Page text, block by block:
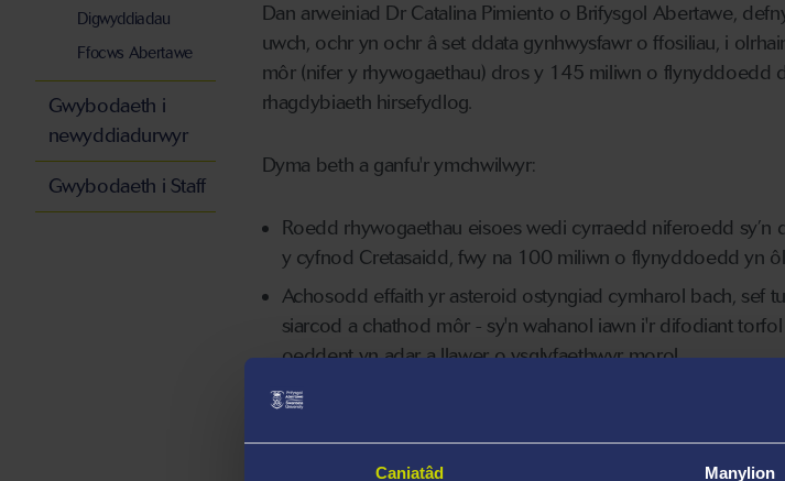
Caniatâd Manylion
Dan arweiniad Dr Catalina Pimiento o Brifysgol Abertawe,
uwch, ochr yn ochr â set ddata gynhwysfawr o ffosiliau, i
môr (nifer y rhywogaethau) dros y 145 miliwn o flynyddoedd
rhagdybiaeth hirsefydlog.
Dyma beth a ganfu'r ymchwilwyr:
Roedd rhywogaethau eisoes wedi cyrraedd niferoedd
y cyfnod Cretasaidd, fwy na 100 miliwn o flynyddoedd yn
Achosodd effaith yr asteroid ostyngiad cymharol bach, sef
siarcod a chathod môr - sy'n wahanol iawn i'r difodiant
oeddent yn adar a llawer o ysglyfaethwyr morol.
Roedd nifer y rhywogaethau siarcod a chathod môr ar ei
Digwyddiadau
Ffocws Abertawe
Gwybodaeth i
newyddiadurwyr
Gwybodaeth i Staff